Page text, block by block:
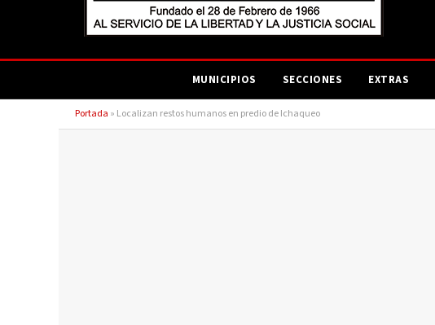
MUNICIPIOS SECCIONES EXTRAS
Portada » Localizan restos humanos en predio de Ichaqueo